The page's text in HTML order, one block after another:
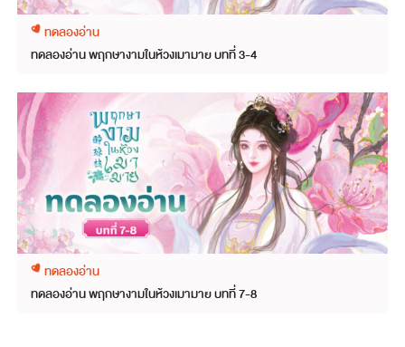
ทดลองอ่าน
ทดลองอ่าน พฤกษางามในห้วงเมามาย บทที่ 3-4
ทดลองอ่าน
ทดลองอ่าน พฤกษางามในห้วงเมามาย บทที่ 7-8